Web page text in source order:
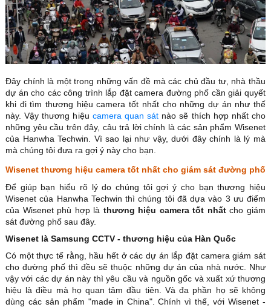
Đây chính là một trong những vấn đề mà các chủ đầu tư, nhà thầu
dự án cho các công trình lắp đặt camera đường phố cần giải quyết
khi đi tìm thương hiệu camera tốt nhất cho những dự án như thế
này. Vậy thương hiệu camera quan sát nào sẽ thích hợp nhất cho
những yêu cầu trên đây, câu trả lời chính là các sản phẩm Wisenet
của Hanwha Techwin. Vì sao lại như vậy, dưới đây chính là lý mà
mà chúng tôi đưa ra gợi ý này cho bạn.
Wisenet thương hiệu camera tốt nhất cho giám sát đường phố
Để giúp bạn hiểu rõ lý do chúng tôi gợi ý cho bạn thương hiệu
Wisenet của Hanwha Techwin thì chúng tôi đã dựa vào 3 ưu điểm
của Wisenet phù hợp là thương hiệu camera tốt nhấtcho giám
sát đường phố sau đây.
Wisenet là Samsung CCTV - thương hiệu của Hàn Quốc
Có một thực tế rằng, hầu hết ở các dự án lắp đặt camera giám sát
cho đường phố thì đều sẽ thuộc những dự án của nhà nước. Như
vậy với các dự án này thì yêu cầu và nguồn gốc và xuất xứ thương
hiệu là điều mà họ quan tâm đầu tiên. Và đa phần họ sẽ không
dùng các sản phẩm "made in China". Chính vì thế, với Wisenet -